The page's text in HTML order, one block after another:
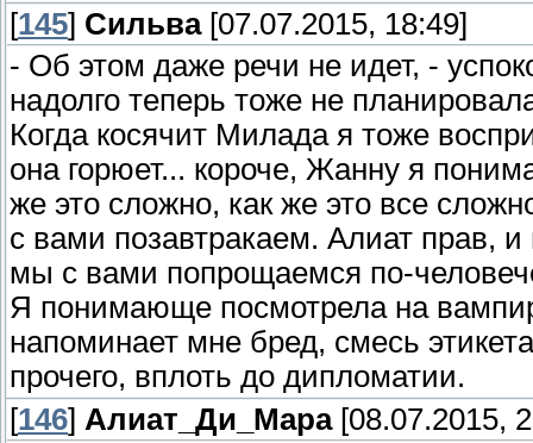
[145] Сильва[07.07.2015, 18:49]
- Об этом даже речи не идет, -
надолго теперь тоже не
Когда косячит Милада я тоже
она горюет... короче, Жанну я
же это сложно, как же это все
с вами позавтракаем. Алиат прав,
мы с вами попрощаемся по-
Я понимающе посмотрела на
напоминает мне бред, смесь
прочего, вплоть до дипломатии.
[146] Алиат_Ди_Мара[08.07.2015,